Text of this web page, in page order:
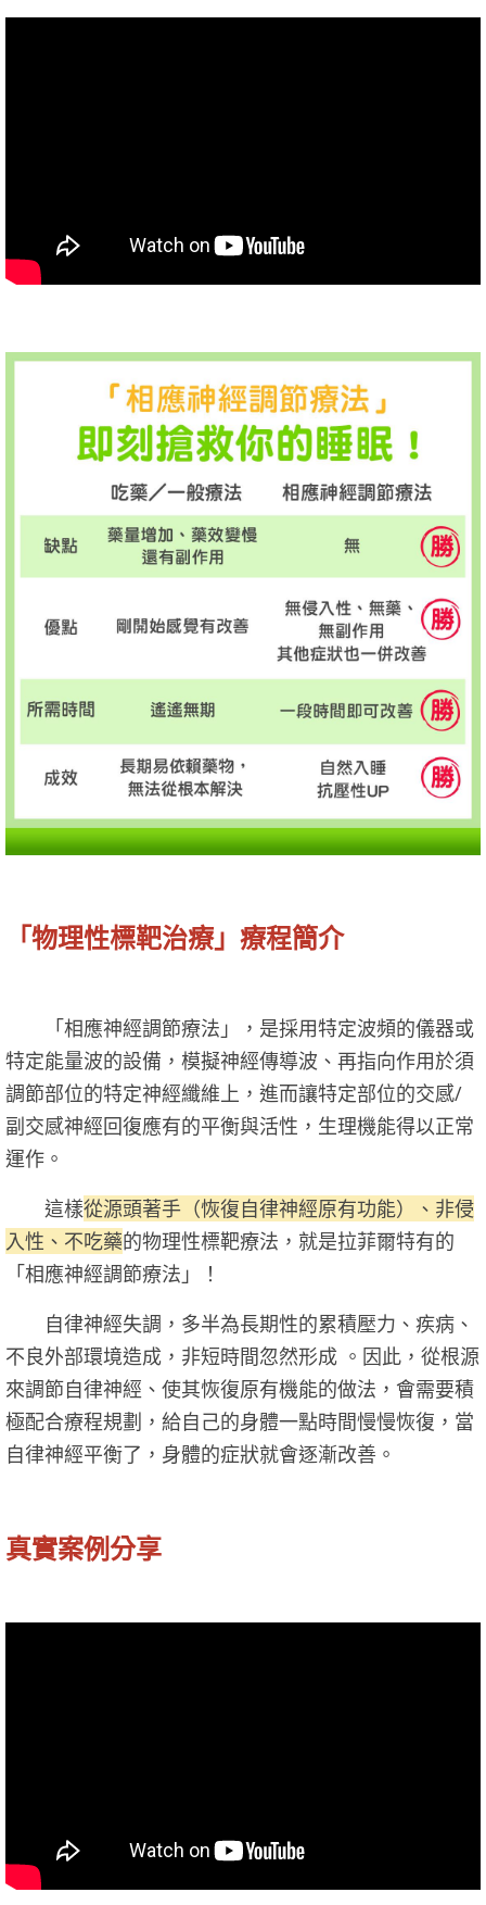
「物理性標靶治療」療程簡介
「相應神經調節療法」，是採用特定波頻的儀器或
特定能量波的設備，模擬神經傳導波、再指向作用於須
調節部位的特定神經纖維上，進而讓特定部位的交感/
副交感神經回復應有的平衡與活性，生理機能得以正常
運作。
這樣從源頭著手（恢復自律神經原有功能）、非侵
入性、不吃藥的物理性標靶療法，就是拉菲爾特有的
「相應神經調節療法」！
自律神經失調，多半為長期性的累積壓力、疾病、
不良外部環境造成，非短時間忽然形成 。因此，從根源
來調節自律神經、使其恢復原有機能的做法，會需要積
極配合療程規劃，給自己的身體一點時間慢慢恢復，當
自律神經平衡了，身體的症狀就會逐漸改善。
真實案例分享